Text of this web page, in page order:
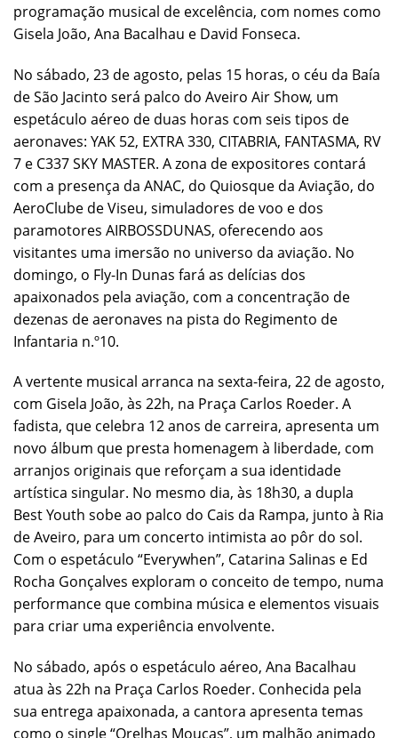
programação musical de excelência, com nomes como
Gisela João, Ana Bacalhau e David Fonseca.
No sábado, 23 de agosto, pelas 15 horas, o céu da Baía
de São Jacinto será palco do Aveiro Air Show, um
espetáculo aéreo de duas horas com seis tipos de
aeronaves: YAK 52, EXTRA 330, CITABRIA, FANTASMA, RV
7 e C337 SKY MASTER. A zona de expositores contará
com a presença da ANAC, do Quiosque da Aviação, do
AeroClube de Viseu, simuladores de voo e dos
paramotores AIRBOSSDUNAS, oferecendo aos
visitantes uma imersão no universo da aviação. No
domingo, o Fly-In Dunas fará as delícias dos
apaixonados pela aviação, com a concentração de
dezenas de aeronaves na pista do Regimento de
Infantaria n.º10.
A vertente musical arranca na sexta-feira, 22 de agosto,
com Gisela João, às 22h, na Praça Carlos Roeder. A
fadista, que celebra 12 anos de carreira, apresenta um
novo álbum que presta homenagem à liberdade, com
arranjos originais que reforçam a sua identidade
artística singular. No mesmo dia, às 18h30, a dupla
Best Youth sobe ao palco do Cais da Rampa, junto à Ria
de Aveiro, para um concerto intimista ao pôr do sol.
Com o espetáculo “Everywhen”, Catarina Salinas e Ed
Rocha Gonçalves exploram o conceito de tempo, numa
performance que combina música e elementos visuais
para criar uma experiência envolvente.
No sábado, após o espetáculo aéreo, Ana Bacalhau
atua às 22h na Praça Carlos Roeder. Conhecida pela
sua entrega apaixonada, a cantora apresenta temas
como o single “Orelhas Moucas”, um malhão animado